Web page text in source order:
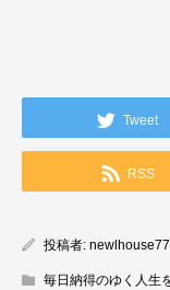
Tweet
RSS
投稿者:
毎日納得のゆく人生